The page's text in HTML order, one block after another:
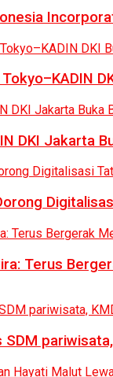
DKI Jakarta
Terus